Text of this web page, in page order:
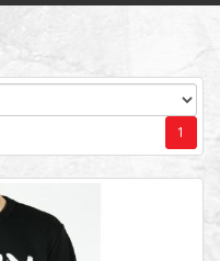
1